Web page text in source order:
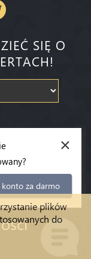
plików
do
SIĘ O
×
konto za darmo